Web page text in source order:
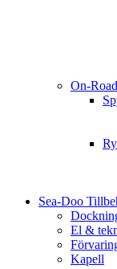
On-Road
Sea-Doo
El &
Kapell